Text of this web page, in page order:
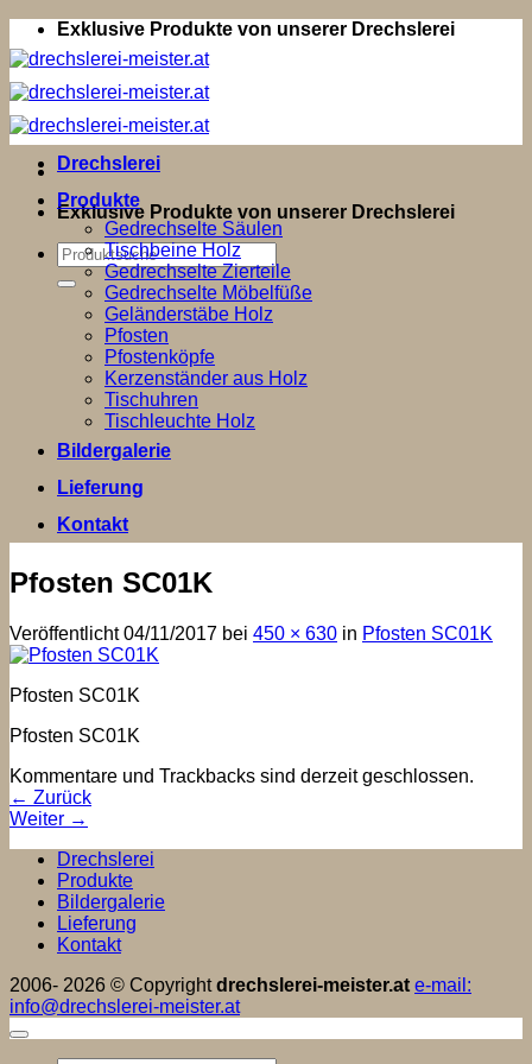
Zum
Inhalt
springen
Exklusive Produkte von unserer Drechslerei
Exklusive Produkte von unserer Drechslerei
Suchen
nach:
Drechslerei
Produkte
Gedrechselte Säulen
Tischbeine Holz
Gedrechselte Zierteile
Gedrechselte Möbelfüße
Geländerstäbe Holz
Pfosten
Pfostenköpfe
Kerzenständer aus Holz
Tischuhren
Tischleuchte Holz
Bildergalerie
Lieferung
Kontakt
Pfosten SC01K
Veröffentlicht04/11/2017 bei 450 × 630 in Pfosten SC01K
Pfosten SC01K
Pfosten SC01K
Kommentare und Trackbacks sind derzeit geschlossen.
← Zurück
Weiter →
Drechslerei
Produkte
Bildergalerie
Lieferung
Kontakt
2006- 2026 © Copyrightdrechslerei-meister.at e-mail:
info@drechslerei-meister.at